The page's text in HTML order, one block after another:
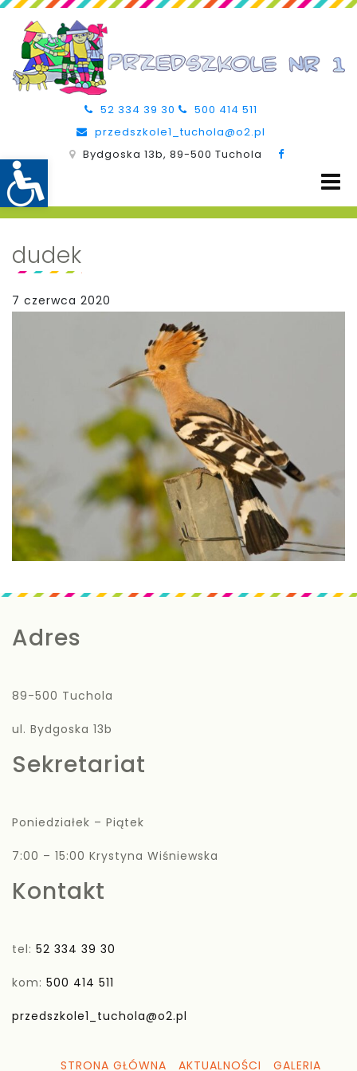
52 334 39 30
500 414 511
przedszkole1_tuchola@o2.pl
Bydgoska 13b, 89-500 Tuchola
dudek
7 czerwca 2020
Adres
89-500 Tuchola
ul. Bydgoska 13b
Sekretariat
Poniedziałek – Piątek
7:00 – 15:00 Krystyna Wiśniewska
Kontakt
tel: 52 334 39 30
kom: 500 414 511
przedszkole1_tuchola@o2.pl
STRONA GŁÓWNA AKTUALNOŚCI GALERIA